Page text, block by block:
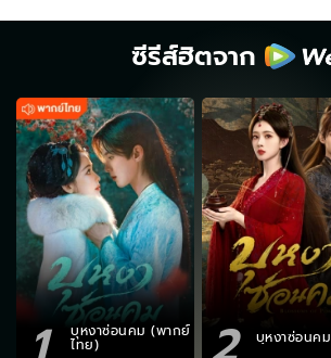
ซีรีส์ฮิตจาก
บุหงาซ่อนคม (พากย์
ไทย) บุหงาซ่อนคม